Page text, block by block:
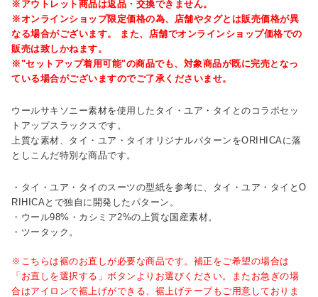
※アウトレット商品は返品・交換できません。
※オンラインショップ限定価格の為、店舗やタグとは販売価格が異
なる場合がございます。 また、店舗でオンラインショップ価格での
販売は致しかねます。
※"セットアップ着用可能"の商品でも、対象商品が既に完売となっ
ている場合がございますのでご了承くださいませ。
ウールサキソニー素材を使用したタイ・ユア・タイとのコラボセッ
トアップスラックスです。
上質な素材、タイ・ユア・タイオリジナルパターンをORIHICAに落
としこんだ特別な商品です。
・タイ・ユア・タイのスーツの型紙を参考に、タイ・ユア・タイとO
RIHICAとで独自に開発したパターン。
・ウール98%・カシミア2%の上質な国産素材。
・ツータック。
※こちらは裾のお直しが必要な商品です。補正をご希望の場合は
「お直しを選択する」ボタンよりお選びください。またお急ぎの場
合はアイロンで裾上げができる、裾上げテープもご用意しておりま